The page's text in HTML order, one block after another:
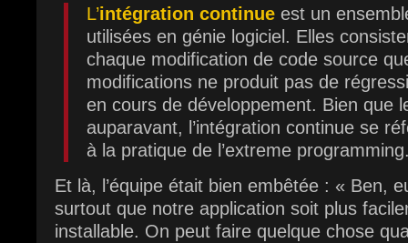
L’intégration continue est un
utilisées en génie logiciel. Elles
chaque modification de code source
modifications ne produit pas de
en cours de développement. Bien que
auparavant, l’intégration continue se
à la pratique de l’extreme
Et là, l’équipe était bien embêtée : « Ben,
surtout que notre application soit plus
installable. On peut faire quelque chose